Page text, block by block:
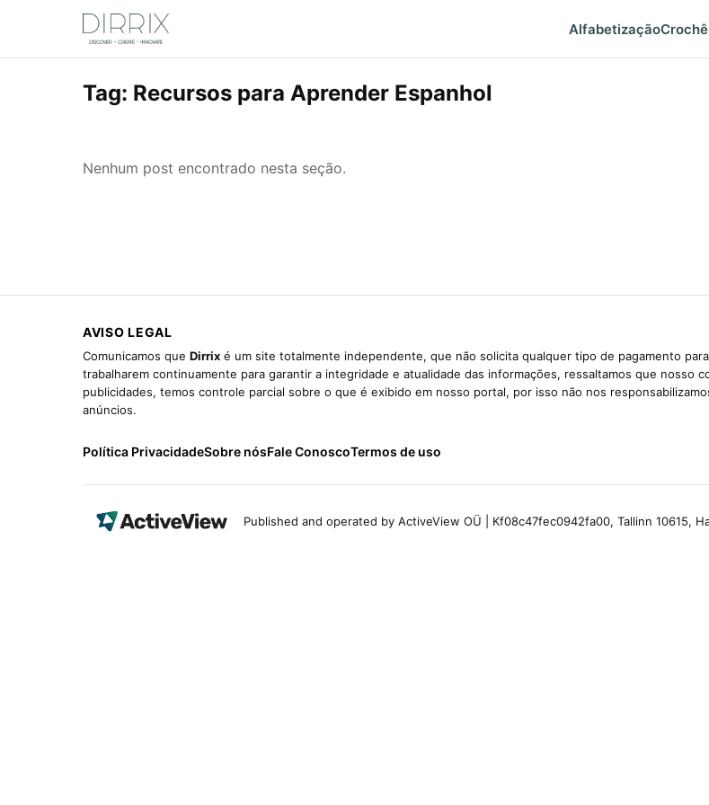
AlfabetizaçãoCrochê
Tag: Recursos para Aprender Espanhol
Nenhum post encontrado nesta seção.
AVISO LEGAL
Comunicamos que Dirrix é um site totalmente independente, que não solicita qualquer tipo de pagamento
trabalharem continuamente para garantir a integridade e atualidade das informações, ressaltamos que nosso
publicidades, temos controle parcial sobre o que é exibido em nosso portal, por isso não nos
anúncios.
Política PrivacidadeSobre nósFale ConoscoTermos de uso
Published and operated by ActiveView OÜ | Kf08c47fec0942fa00, Tallinn 10615,